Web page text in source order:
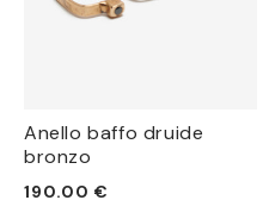
Anello baffo druide
bronzo
Prezzo
190.00 €